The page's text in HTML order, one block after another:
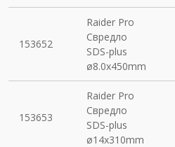
153652
Raider Pro
Свредло
SDS-plus
ø8.0х450mm
153653
Raider Pro
Свредло
SDS-plus
ø14х310mm